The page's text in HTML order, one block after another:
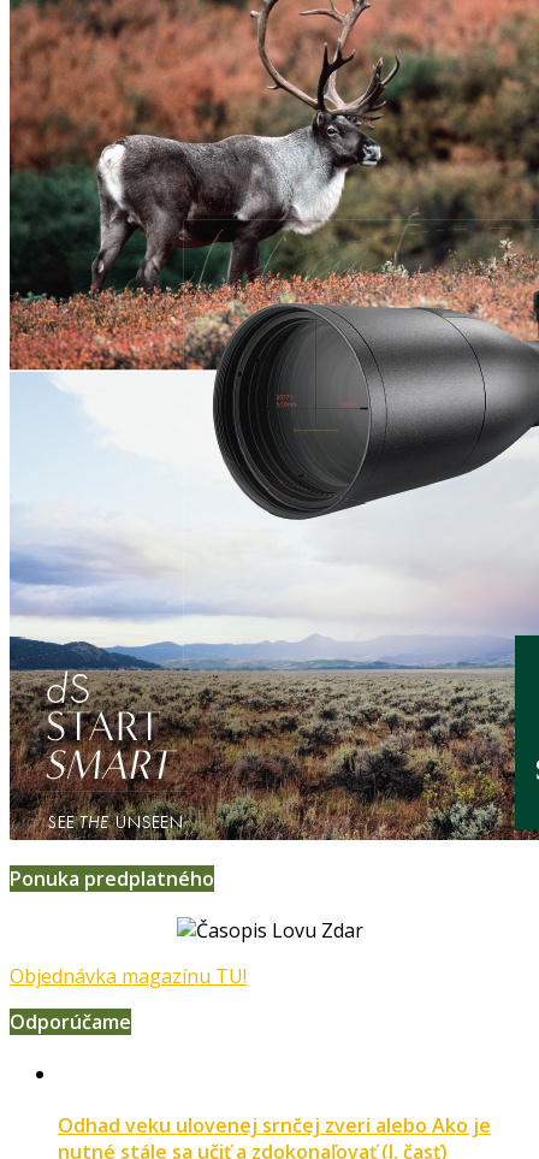
Ponuka predplatného
Objednávka magazínu TU!
Odporúčame
Odhad veku ulovenej srnčej zveri alebo Ako je
nutné stále sa učiť a zdokonaľovať (I. časť)